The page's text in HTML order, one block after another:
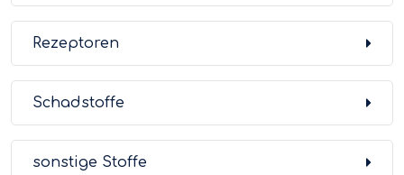
Rezeptoren
Schadstoffe
sonstige Stoffe